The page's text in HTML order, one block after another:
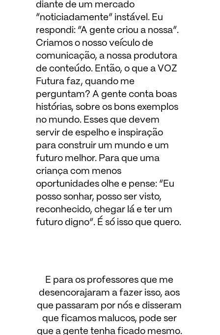
diante de um mercado
“noticiadamente” instável. Eu
respondi: “A gente criou a nossa”.
Criamos o nosso veículo de
comunicação, a nossa produtora
de conteúdo. Então, o que a VOZ
Futura faz, quando me
perguntam? A gente conta boas
histórias, sobre os bons exemplos
no mundo. Esses que devem
servir de espelho e inspiração
para construir um mundo e um
futuro melhor. Para que uma
criança com menos
oportunidades olhe e pense: “Eu
posso sonhar, posso ser visto,
reconhecido, chegar lá e ter um
futuro digno”. É só isso que quero.
E para os professores que me
desencorajaram a fazer isso, aos
que passaram por nós e disseram
que ficamos malucos, pode ser
que a gente tenha ficado mesmo.